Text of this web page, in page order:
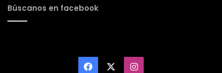
Búscanos en facebook
Facebook Instagram